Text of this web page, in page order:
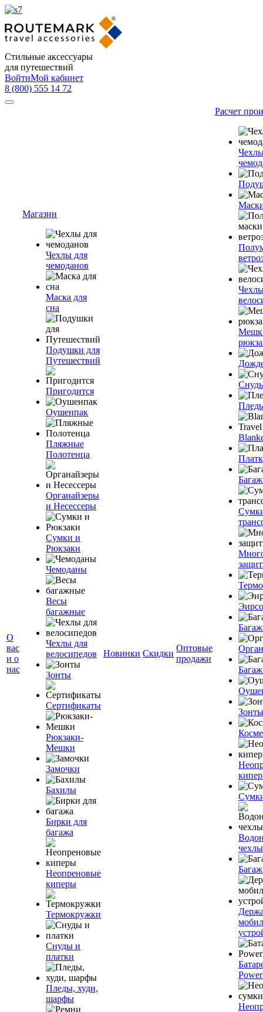
Стильные аксессуары
для путешествий
ВойтиМой кабинет
8 (800) 555 14 72
О
вас
и о
нас
Магазин
Чехлы для
чемоданов
Маска для
сна
Подушки для
Путешествий
Пригодится
Оушенпак
Пляжные
Полотенца
Органайзеры
и Несессеры
Сумки и
Рюкзаки
Чемоданы
Весы
багажные
Чехлы для
велосипедов
Зонты
Сертификаты
Рюкзаки-
Мешки
Замочки
Бахилы
Бирки для
багажа
Неопреновые
киперы
Термокружки
Снуды и
платки
Пледы, худи,
шарфы
Новинки Скидки
Оптовые
продажи
Расчет
Зонты